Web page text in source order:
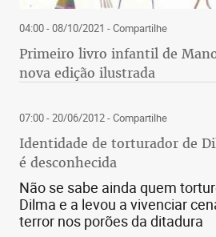
04:00 - 08/10/2021 - Compartilhe
Primeiro livro infantil de
nova edição ilustrada
07:00 - 20/06/2012- Compartilhe
Identidade de torturador de
é desconhecida
Não se sabe ainda quem
Dilma e a levou a vivenciar
terror nos porões da ditadura